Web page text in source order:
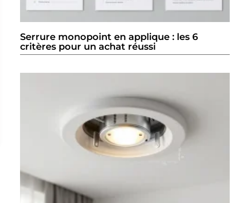
Serrure monopoint en applique : les 6
critères pour un achat réussi